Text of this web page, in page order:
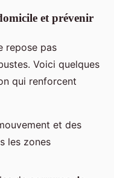
et prévenir
repose pas
Voici quelques
qui renforcent
et des
les zones